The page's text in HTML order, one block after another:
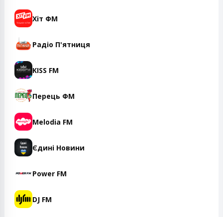
Хіт ФМ
Радіо П'ятниця
KISS FM
Перець ФМ
Melodia FM
Єдині Новини
Power FM
DJ FM